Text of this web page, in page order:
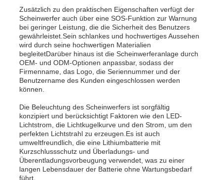
Produkte
VR Show
Über uns
Qualitätskontrolle
Nachrichten
Zusätzlich zu den praktischen Eigenschaften verfügt der
Scheinwerfer auch über eine SOS-Funktion zur Warnung
bei geringer Leistung, die die Sicherheit des Benutzers
gewährleistet.Sein schlankes und hochwertiges Aussehen
wird durch seine hochwertigen Materialien
begleitetDarüber hinaus ist die Scheinwerferanlage durch
OEM- und ODM-Optionen anpassbar, sodass der
Firmenname, das Logo, die Seriennummer und der
Benutzername des Kunden eingeschlossen werden
können.
Die Beleuchtung des Scheinwerfers ist sorgfältig
konzipiert und berücksichtigt Faktoren wie den LED-
Lichtstrom, die Lichtkugelkurve und den Strom, um den
perfekten Lichtstrahl zu erzeugen.Es ist auch
umweltfreundlich, die eine Lithiumbatterie mit
Kurzschlussschutz und Überladungs- und
Überentladungsvorbeugung verwendet, was zu einer
langen Lebensdauer der Batterie ohne Wartungsbedarf
führt.